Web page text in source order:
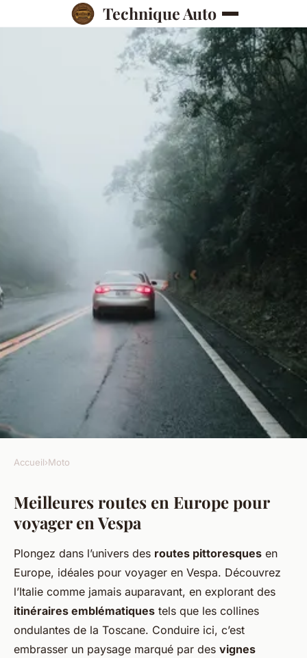
Technique Auto
Expérience de voyage sur
Vespa : les meilleures routes à
emprunter en Europe
Célia • 27 janvier 2025 5 min de lecture
Accueil›Moto
Meilleures routes en Europe pour
voyager en Vespa
Plongez dans l’univers des routes pittoresques en
Europe, idéales pour voyager en Vespa. Découvrez
l’Italie comme jamais auparavant, en explorant des
itinéraires emblématiques tels que les collines
ondulantes de la Toscane. Conduire ici, c’est
embrasser un paysage marqué par des vignes